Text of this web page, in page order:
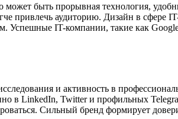
быть прорывная технология,
привлечь аудиторию. Дизайн в сфере
IT-компании, такие как
и активность в
в LinkedIn, Twitter и профильных
Сильный бренд формирует